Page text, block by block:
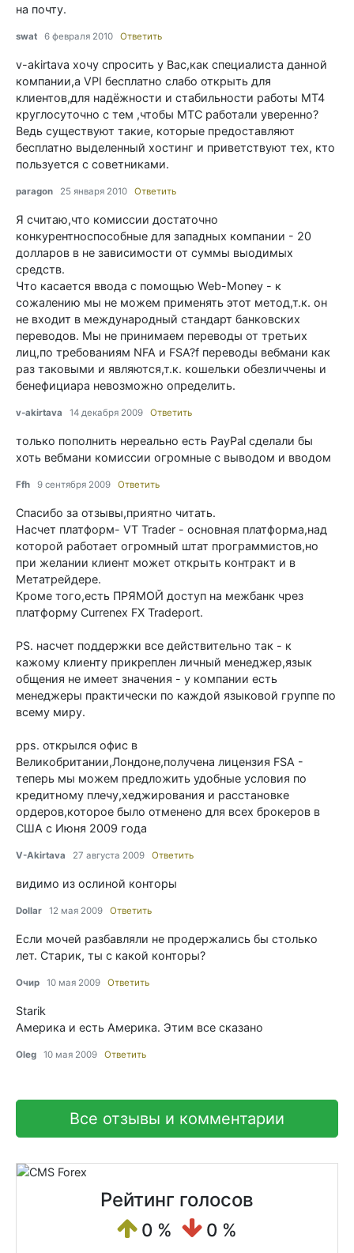
на почту.
swat 6 февраля 2010 Ответить
v-akirtava хочу спросить у Вас,как специалиста данной
компании,а VPI бесплатно слабо открыть для
клиентов,для надёжности и стабильности работы МТ4
круглосуточно с тем ,чтобы МТС работали уверенно?
Ведь существуют такие, которые предоставляют
бесплатно выделенный хостинг и приветствуют тех, кто
пользуется с советниками.
paragon 25 января 2010 Ответить
Я считаю,что комиссии достаточно
конкурентноспособные для западных компании - 20
долларов в не зависимости от суммы выодимых
средств.
Что касается ввода с помощью Web-Money - к
сожалению мы не можем применять этот метод,т.к. он
не входит в международный стандарт банковских
переводов. Мы не принимаем переводы от третьих
лиц,по требованиям NFA и FSA?f переводы вебмани как
раз таковыми и являются,т.к. кошельки обезличчены и
бенефициара невозможно определить.
v-akirtava 14 декабря 2009 Ответить
только пополнить нереально есть PayPal сделали бы
хоть вебмани комиссии огромные с выводом и вводом
Ffh 9 сентября 2009 Ответить
Спасибо за отзывы,приятно читать.
Насчет платформ- VT Trader - основная платформа,над
которой работает огромный штат программистов,но
при желании клиент может открыть контракт и в
Метатрейдере.
Кроме того,есть ПРЯМОЙ доступ на межбанк чрез
платформу Currenex FX Tradeport.
PS. насчет поддержки все действительно так - к
кажому клиенту прикреплен личный менеджер,язык
общения не имеет значения - у компании есть
менеджеры практически по каждой языковой группе по
всему миру.
pps. открылся офис в
Великобритании,Лондоне,получена лицензия FSA -
теперь мы можем предложить удобные условия по
кредитному плечу,хеджирования и расстановке
ордеров,которое было отменено для всех брокеров в
США с Июня 2009 года
V-Akirtava 27 августа 2009 Ответить
видимо из ослиной конторы
Dollar 12 мая 2009 Ответить
Если мочей разбавляли не продержались бы столько
лет. Старик, ты с какой конторы?
Очир 10 мая 2009 Ответить
Starik
Америка и есть Америка. Этим все сказано
Oleg 10 мая 2009 Ответить
Все отзывы и комментарии
Рейтинг голосов
0 % 0 %